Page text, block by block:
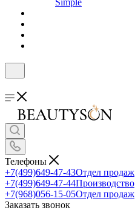
Simple
Телефоны
+7(499)649-47-43Отдел продаж
+7(499)649-47-44Производство
+7(968)056-15-05Отдел продаж
Заказать звонок